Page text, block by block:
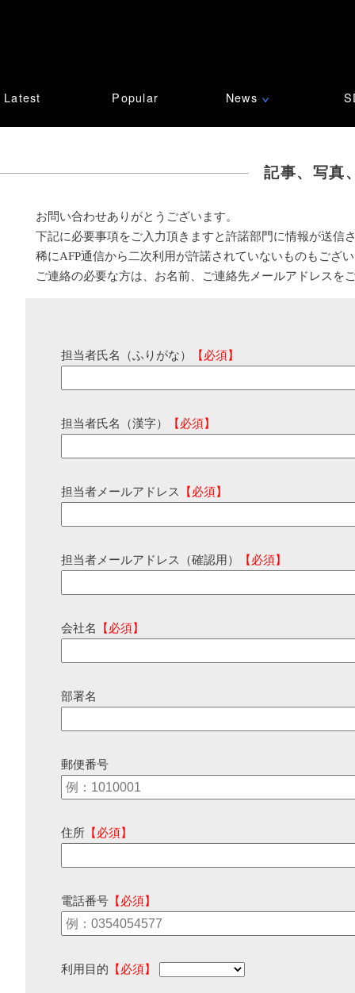
Latest Popular News ∨
記事、写真
お問い合わせありがとうございます。
下記に必要事項をご入力頂きますと許諾部門に情報が送信
稀にAFP通信から二次利用が許諾されていないものもござ
ご連絡の必要な方は、お名前、ご連絡先メールアドレスを
担当者氏名（ふりがな） 【必須】
担当者氏名（漢字） 【必須】
担当者メールアドレス 【必須】
担当者メールアドレス（確認用） 【必須】
会社名 【必須】
部署名
郵便番号
住所 【必須】
電話番号 【必須】
利用目的 【必須】